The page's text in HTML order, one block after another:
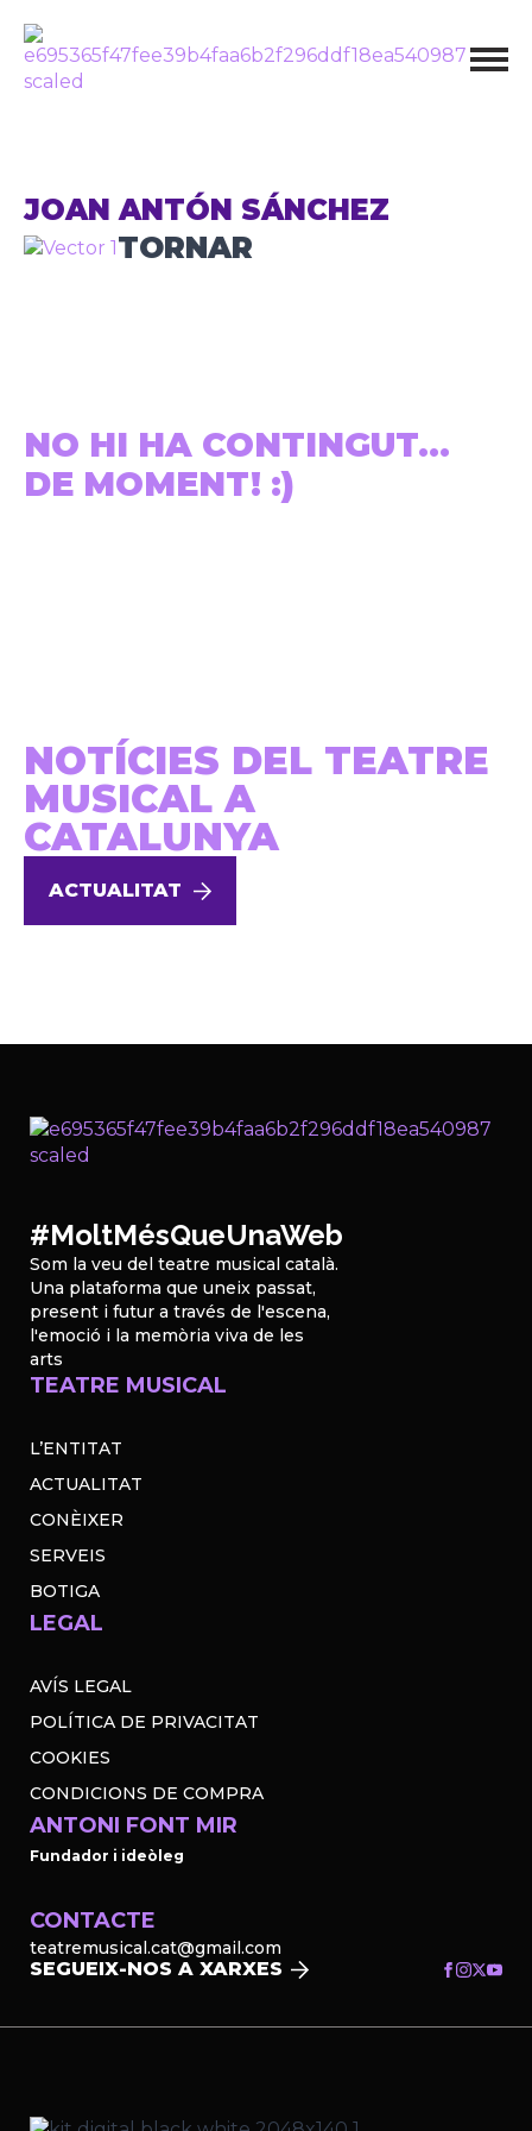
JOAN ANTÓN SÁNCHEZ
TORNAR
NO HI HA CONTINGUT...
DE MOMENT! :)
NOTÍCIES DEL TEATRE
MUSICAL A
CATALUNYA
ACTUALITAT
#MoltMésQueUnaWeb
Som la veu del teatre musical català.
Una plataforma que uneix passat,
present i futur a través de l'escena,
l'emoció i la memòria viva de les
arts
TEATRE MUSICAL
L’ENTITAT
ACTUALITAT
CONÈIXER
SERVEIS
BOTIGA
LEGAL
AVÍS LEGAL
POLÍTICA DE PRIVACITAT
COOKIES
CONDICIONS DE COMPRA
ANTONI FONT MIR
Fundador i ideòleg
CONTACTE
teatremusical.cat@gmail.com
SEGUEIX-NOS A XARXES